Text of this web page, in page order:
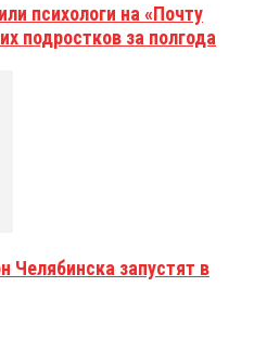
психологи на «Почту
подростков за полгода
Челябинска запустят в